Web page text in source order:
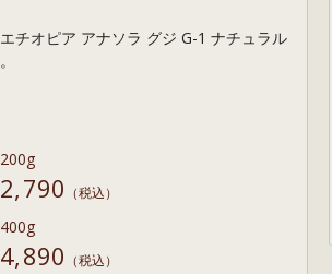
エチオピア アナソラ グジ G-1 ナチュラル
。
200g
2,790 （税込）
400g
4,890 （税込）